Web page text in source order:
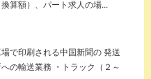
算額）、パート求人の場...
で印刷される中国新聞の 発送
の輸送業務 ・トラック（２～